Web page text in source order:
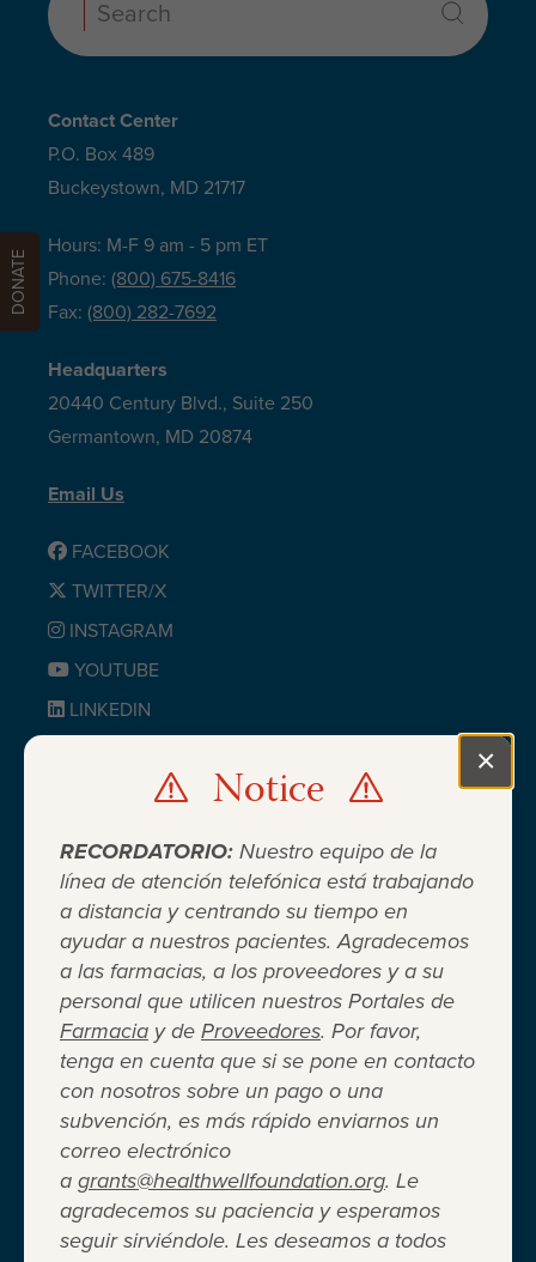
Notice
RECORDATORIO: Nuestro equipo de la
línea de atención telefónica está trabajando
a distancia y centrando su tiempo en
ayudar a nuestros pacientes. Agradecemos
a las farmacias, a los proveedores y a su
personal que utilicen nuestros Portales de
Farmacia y de Proveedores. Por favor,
tenga en cuenta que si se pone en contacto
con nosotros sobre un pago o una
subvención, es más rápido enviarnos un
correo electrónico
a grants@healthwellfoundation.org. Le
agradecemos su paciencia y esperamos
seguir sirviéndole. Les deseamos a todos
×
Search:
Cuando el seguro médico no es
suficiente ®
Entidad 501(c)(3) independiente sin fines de lucro
que brinda asistencia financiera a adultos y niños
para cubrir el costo del coseguro de los
medicamentos recetados, copagos, deducibles,
primas de seguro médico y otros gastos médicos
Contact Center
P.O. Box 489
Buckeystown, MD 21717
Hours: M-F 9 am - 5 pm ET
Phone: (800) 675-8416
Fax: (800) 282-7692
Headquarters
20440 Century Blvd., Suite 250
Germantown, MD 20874
Email Us
FACEBOOK
TWITTER/X
INSTAGRAM
YOUTUBE
LINKEDIN
DONATE